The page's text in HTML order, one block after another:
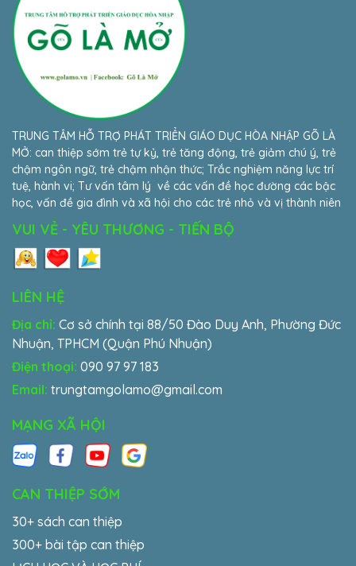
TRUNG TÂM HỖ TRỢ PHÁT TRIỂN GIÁO DỤC HÒA NHẬP GÕ LÀ
MỞ: can thiệp sớm trẻ tự kỷ, trẻ tăng động, trẻ giảm chú ý, trẻ
chậm ngôn ngữ, trẻ chậm nhận thức; Trắc nghiệm năng lực trí
tuệ, hành vi; Tư vấn tâm lý về các vấn đề học đường các bậc
học, vấn đề gia đình và xã hội cho các trẻ nhỏ và vị thành niên
VUI VẺ - YÊU THƯƠNG - TIẾN BỘ
LIÊN HỆ
Địa chỉ: Cơ sở chính tại 88/50 Đào Duy Anh, Phường Đức
Nhuận, TPHCM (Quận Phú Nhuận)
Điện thoại: 090 97 97 183
Email: trungtamgolamo@gmail.com
MẠNG XÃ HỘI
CAN THIỆP SỚM
30+ sách can thiệp
300+ bài tập can thiệp